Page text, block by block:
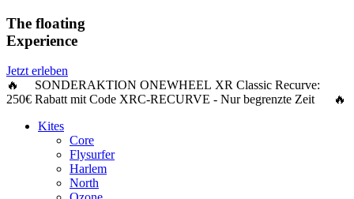
The floating
Experience
Jetzt erleben
🔥 SONDERAKTION ONEWHEEL XR Classic Recurve:
250€ Rabattmit Code XRC-RECURVE - Nur begrenzte Zeit 🔥
Kites
Core
Flysurfer
Harlem
North